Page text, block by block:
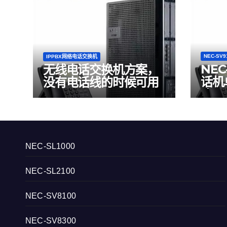
IPPBX网络电话交换机
无线电话交换机方案，
没有电话线的时候可用
NEC-
话
确
NEC-SL1000
NEC-SL2100
NEC-SV8100
NEC-SV8300